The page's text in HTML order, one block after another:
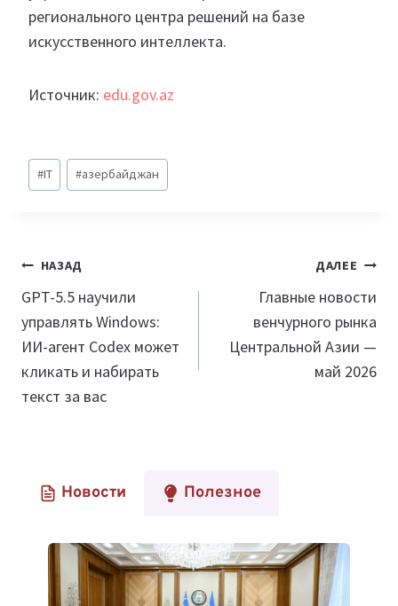
регионального центра решений на базе
искусственного интеллекта.
Источник: edu.gov.az
Метки
записи:
#IT #азербайджан
Навигация
по
записям
НАЗАД
GPT-5.5 научили
управлять Windows:
ИИ-агент Codex может
кликать и набирать
текст за вас
ДАЛЕЕ
Главные новости
венчурного рынка
Центральной Азии —
май 2026
Новости Полезное